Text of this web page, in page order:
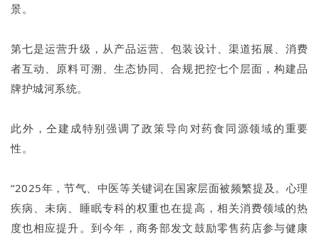
景。
第七是运营升级，从产品运营、包装设计、渠道拓展、消费
者互动、原料可溯、生态协同、合规把控七个层面，构建品
牌护城河系统。
此外，仝建成特别强调了政策导向对药食同源领域的重要
性。
“2025年，节气、中医等关键词在国家层面被频繁提及。心理
疾病、未病、睡眠专科的权重也在提高，相关消费领域的热
度也相应提升。到今年，商务部发文鼓励零售药店参与健康